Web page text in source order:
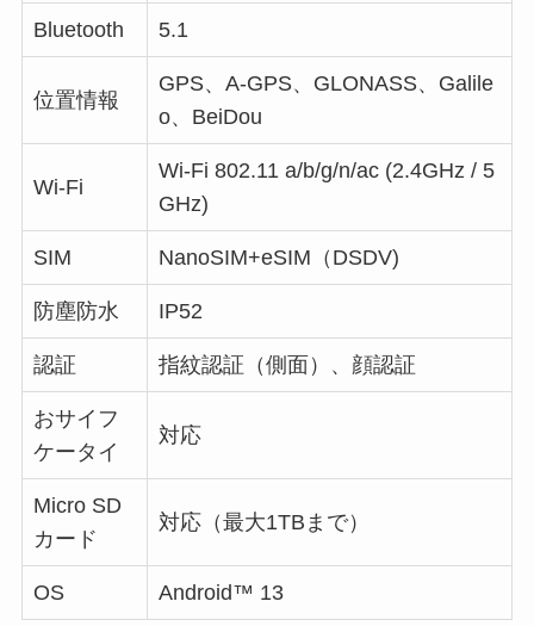
Bluetooth 5.1
位置情報
GPS、A-GPS、GLONASS、Galile
o、BeiDou
Wi-Fi
Wi-Fi 802.11 a/b/g/n/ac (2.4GHz / 5
GHz)
SIM NanoSIM+eSIM（DSDV)
防塵防水 IP52
認証 指紋認証（側面）、顔認証
おサイフ
ケータイ
対応
Micro SD
カード
対応（最大1TBまで）
OS Android™ 13